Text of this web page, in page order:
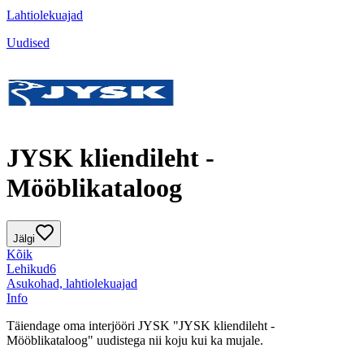
Lahtiolekuajad
Uudised
JYSK kliendileht -
Mööblikataloog
Jälgi
Kõik
Lehikud6
Asukohad, lahtiolekuajad
Info
Täiendage oma interjööri JYSK "JYSK kliendileht -
Mööblikataloog" uudistega nii koju kui ka mujale.